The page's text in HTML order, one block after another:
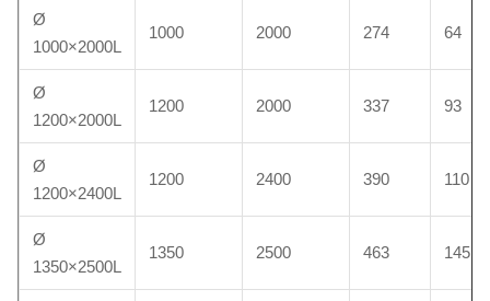
Ø
1000×2000L
1000 2000 274 64
Ø
1200×2000L
1200 2000 337 93
Ø
1200×2400L
1200 2400 390 110
Ø
1350×2500L
1350 2500 463 145